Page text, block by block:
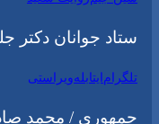
ستاد جوانان دکتر
تلگرامایتابلهویراستی
جمهوری / محمد